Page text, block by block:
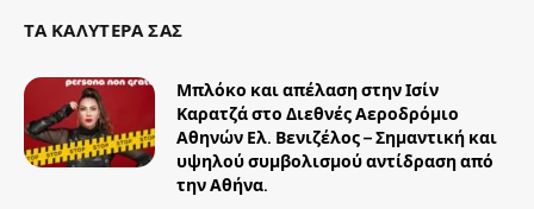
ΤΑ ΚΑΛΥΤΕΡΑ ΣΑΣ
Μπλόκο και απέλαση στην Ισίν
Καρατζά στο Διεθνές Αεροδρόμιο
Αθηνών Ελ. Βενιζέλος – Σημαντική και
υψηλού συμβολισμού αντίδραση από
την Αθήνα.